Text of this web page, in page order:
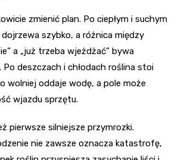
zmienić plan. Po ciepłym i suchym
szybko, a różnica między
a „już trzeba wjeżdżać” bywa
Po deszczach i chłodach roślina stoi
wolniej oddaje wodę, a pole może
wjazdu sprzętu.
pierwsze silniejsze przymrozki.
nie zawsze oznacza katastrofę,